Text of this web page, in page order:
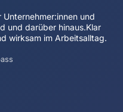
und
und darüber hinaus.Klar
wirksam im Arbeitsalltag.